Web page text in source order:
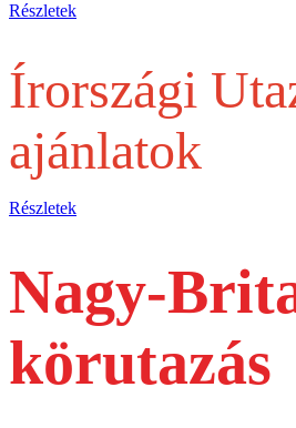
Részletek
Írországi
ajánlatok
Részletek
Nagy-
körutazás